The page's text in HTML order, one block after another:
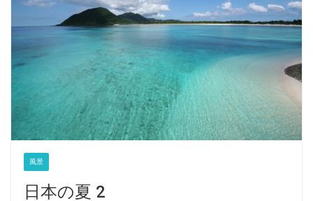
風景
日本の夏 2